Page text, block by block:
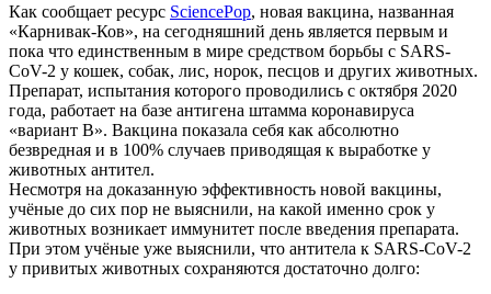
Как сообщает ресурс SciencePop, новая вакцина, названная
«Карнивак-Ков», на сегодняшний день является первым и
пока что единственным в мире средством борьбы с SARS-
CoV-2 у кошек, собак, лис, норок, песцов и других животных.
Препарат, испытания которого проводились с октября 2020
года, работает на базе антигена штамма коронавируса
«вариант B». Вакцина показала себя как абсолютно
безвредная и в 100% случаев приводящая к выработке у
животных антител.
Несмотря на доказанную эффективность новой вакцины,
учёные до сих пор не выяснили, на какой именно срок у
животных возникает иммунитет после введения препарата.
При этом учёные уже выяснили, что антитела к SARS-CoV-2
у привитых животных сохраняются достаточно долго: